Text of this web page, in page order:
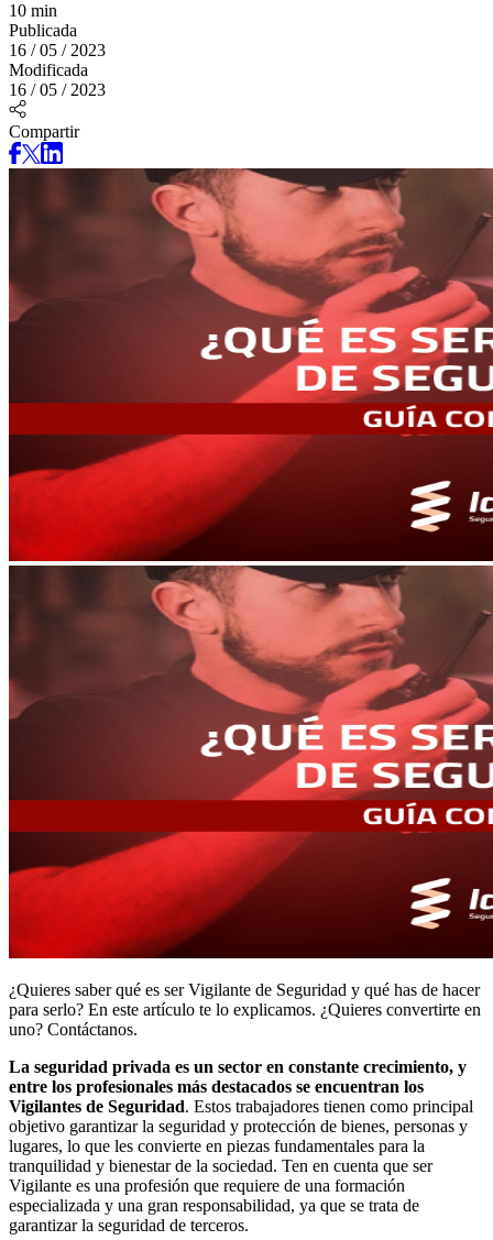
10 min
Publicada
16 / 05 / 2023
Modificada
16 / 05 / 2023
Compartir
¿Quieres saber qué es ser Vigilante de Seguridad y qué has de hacer
para serlo? En este artículo te lo explicamos. ¿Quieres convertirte en
uno? Contáctanos.
La seguridad privada es un sector en constante crecimiento, y
entre los profesionales más destacados se encuentran los
Vigilantes de Seguridad. Estos trabajadores tienen como principal
objetivo garantizar la seguridad y protección de bienes, personas y
lugares, lo que les convierte en piezas fundamentales para la
tranquilidad y bienestar de la sociedad. Ten en cuenta que ser
Vigilante es una profesión que requiere de una formación
especializada y una gran responsabilidad, ya que se trata de
garantizar la seguridad de terceros.